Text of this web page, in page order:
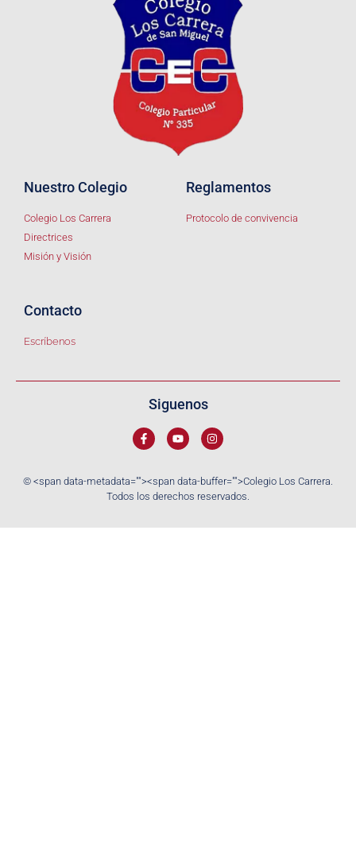
Nuestro Colegio
Colegio Los Carrera
Directrices
Misión y Visión
Reglamentos
Protocolo de convivencia
Contacto
Escríbenos
© <span data-metadata=""><span data-buffer="">Colegio Los Carrera.
Todos los derechos reservados.
Siguenos